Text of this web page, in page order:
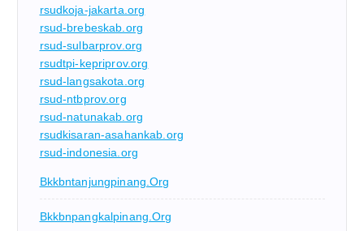
rsudkoja-jakarta.org
rsud-brebeskab.org
rsud-sulbarprov.org
rsudtpi-kepriprov.org
rsud-langsakota.org
rsud-ntbprov.org
rsud-natunakab.org
rsudkisaran-asahankab.org
rsud-indonesia.org
Bkkbntanjungpinang.org
Bkkbnpangkalpinang.org